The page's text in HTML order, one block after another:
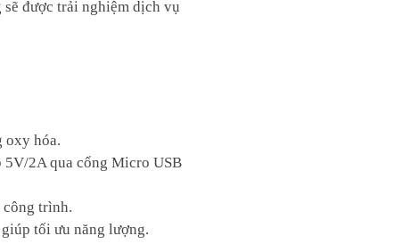
được trải nghiệm dịch vụ
oxy hóa.
5V/2A qua cổng Micro USB
công trình.
tối ưu năng lượng.